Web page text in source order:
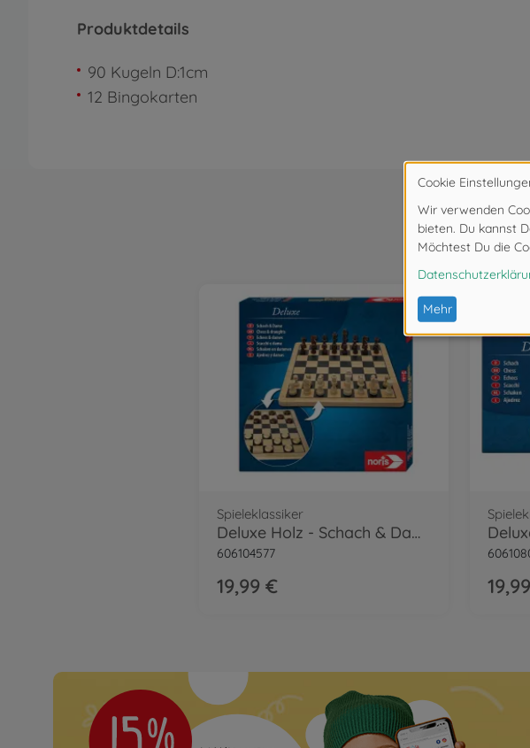
Produktdetails
90 Kugeln D:1cm
12 Bingokarten
Wird oft
Spieleklassiker
Deluxe Holz - Schach & Dame
606104577
19,99 €